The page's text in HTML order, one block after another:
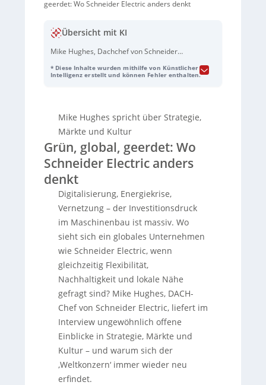
geerdet: Wo Schneider Electric anders denkt
Übersicht mit KI
Mike Hughes, Dachchef von Schneider
Strategie, Märkte und Unternehmenskultur
zentrale Pfeiler ihrer Transformation, um
Flexibilität, Effizienz und Nachhaltigkeit zu
erreichen. Das Unternehmen verfolgt eine
dezentrale Aufstellung und setzt auf offene
Plattformen und Standards, besonders im
Kontext von Industrie 4.0 und der digitalen
Transformation. Nachhaltigkeit und
Resilienz spielen dabei eine Schlüsselrolle.
In den nächsten Jahren sieht Hughes
Schwerpunkte in Märkten wie Industrie,
Gebäudetechnik und Ladeinfrastruktur für
E-Mobilität. Neue Produkte, wie die
EcoStruxure Automation Expert-Plattform,
sollen die Automatisierungstechnik nach
vorne bringen. Hughes strebt an, Schneider
Electric auf C-Level-Ebene stärker zu
positionieren und Kunden auf Augenhöhe
zu begegnen.
* Diese Inhalte wurden mithilfe von Künstlicher
Intelligenz erstellt und können Fehler enthalten.
Mike Hughes spricht über Strategie,
Märkte und Kultur
Grün, global, geerdet: Wo
Schneider Electric anders
denkt
Digitalisierung, Energiekrise,
Vernetzung – der Investitionsdruck
im Maschinenbau ist massiv. Wo
sieht sich ein globales Unternehmen
wie Schneider Electric, wenn
gleichzeitig Flexibilität,
Nachhaltigkeit und lokale Nähe
gefragt sind? Mike Hughes, DACH-
Chef von Schneider Electric, liefert im
Interview ungewöhnlich offene
Einblicke in Strategie, Märkte und
Kultur – und warum sich der
‚Weltkonzern‘ immer wieder neu
erfindet.